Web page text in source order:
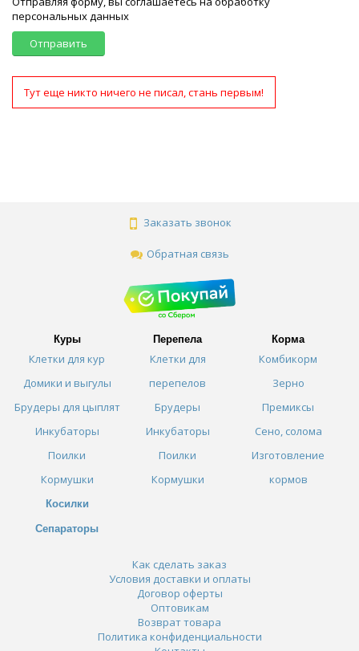
персональных данных
Отправить
Тут еще никто ничего не писал, стань первым!
Заказать звонок
Обратная связь
Куры
Клетки для кур
Домики и выгулы
Брудеры для цыплят
Инкубаторы
Поилки
Кормушки
Косилки
Сепараторы
Перепела
Клетки для
перепелов
Брудеры
Инкубаторы
Поилки
Кормушки
Корма
Комбикорм
Зерно
Премиксы
Сено, солома
Изготовление
кормов
Как сделать заказ
Условия доставки и оплаты
Договор оферты
Оптовикам
Возврат товара
Политика конфиденциальности